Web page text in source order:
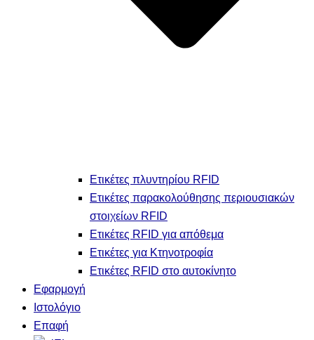
Ετικέτες πλυντηρίου RFID
Ετικέτες παρακολούθησης περιουσιακών
στοιχείων RFID
Ετικέτες RFID για απόθεμα
Ετικέτες για Κτηνοτροφία
Ετικέτες RFID στο αυτοκίνητο
Εφαρμογή
Ιστολόγιο
Επαφή